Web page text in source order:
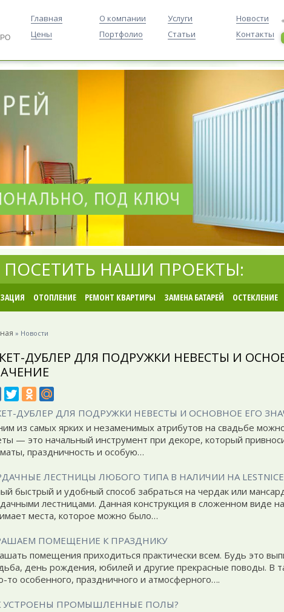
Главная О компании Услуги
Новости
Цены
Портфолио Статьи Контакты
НАШИ ПРОЕКТЫ:
ОТОПЛЕНИЕ РЕМОНТ КВАРТИРЫ ЗАМЕНА БАТАРЕЙ ОСТЕКЛЕНИЕ
» Новости
ДУБЛЕР ДЛЯ ПОДРУЖКИ НЕВЕСТЫ И
ДУБЛЕР ДЛЯ ПОДРУЖКИ НЕВЕСТЫ И ОСНОВНОЕ ЕГО
из самых ярких и незаменимых атрибутов на свадьбе
— это начальный инструмент при декоре, который
праздничность и особую…
ЛЕСТНИЦЫ ЛЮБОГО ТИПА В НАЛИЧИИ НА
быстрый и удобный способ забраться на чердак или
лестницами. Данная конструкция в сложенном виде
места, которое можно было…
ПОМЕЩЕНИЕ К ПРАЗДНИКУ
помещения приходиться практически всем. Будь это
день рождения, юбилей и другие прекрасные поводы. В
то особенного, праздничного и атмосферного….
УСТРОЕНЫ ПРОМЫШЛЕННЫЕ ПОЛЫ?